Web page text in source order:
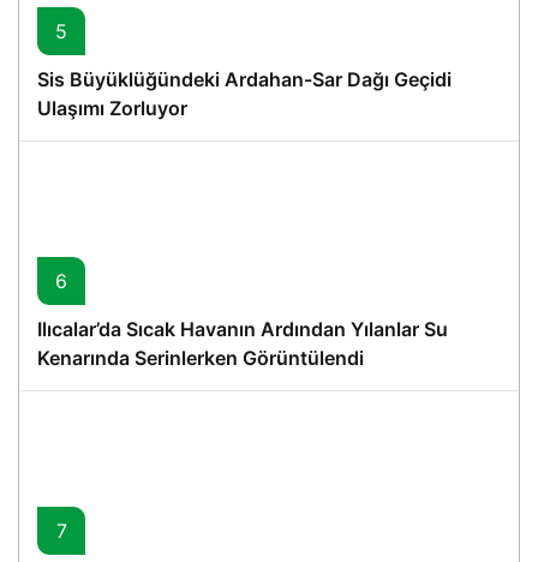
5
Sis Büyüklüğündeki Ardahan-Sar Dağı Geçidi
Ulaşımı Zorluyor
6
Ilıcalar’da Sıcak Havanın Ardından Yılanlar Su
Kenarında Serinlerken Görüntülendi
7